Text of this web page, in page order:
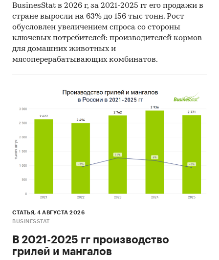
BusinesStat в 2026 г, за 2021-2025 гг его продажи в
стране выросли на 63% до 156 тыс тонн. Рост
обусловлен увеличением спроса со стороны
ключевых потребителей: производителей кормов
для домашних животных и
мясоперерабатывающих комбинатов.
СТАТЬЯ, 4 АВГУСТА 2026
BUSINESSTAT
В 2021-2025 гг производство
грилей и мангалов